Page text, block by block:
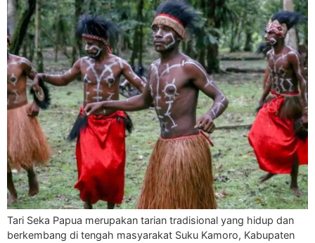
Tari Seka Papua merupakan tarian tradisional yang hidup dan
berkembang di tengah masyarakat Suku Kamoro, Kabupaten